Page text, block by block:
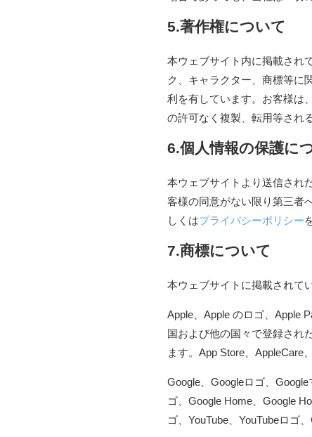
5.著作権について
本ウェブサイト内に掲載され
ク、キャラクター、商標等に
利を有しています。お客様は
の許可なく複製、転用等され
6.個人情報の保護に
本ウェブサイトより送信され
客様の同意がない限り第三者
しくはプライバシーポリシー
7.商標について
本ウェブサイトに掲載されて
Apple、Apple のロゴ、Apple
国および他の国々で登録され
ます。App Store、AppleCare
Google、Googleロゴ、
ゴ、Google Home、Google
ゴ、YouTube、YouTubeロゴ